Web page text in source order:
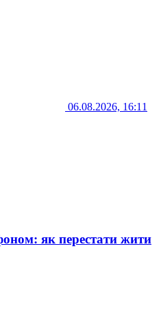
06.08.2026, 16:11
як перестати жити